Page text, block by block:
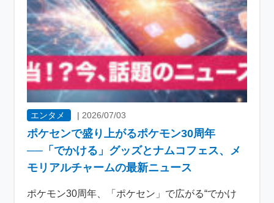
エンタメ | 2026/07/03
ポケセンで盛り上がるポケモン30周年
──「でかける」グッズとナムコフェス、メ
モリアルチャームの最新ニュース
ポケモン30周年、「ポケセン」で広がる“でかけ